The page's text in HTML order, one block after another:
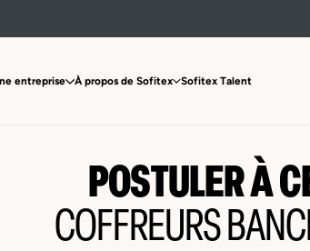
entreprise À propos de Sofitex Sofitex Talent
POSTULER À
COFFREURS